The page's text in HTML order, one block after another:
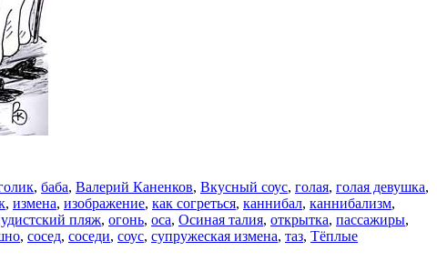
, баба, Валерий Каненков, Вкусный соус, голая, голая девушка,
, измена, изображение, как согреться, каннибал, каннибализм,
пляж, огонь, оса, Осиная талия, открытка, пассажиры,
, сосед, соседи, соус, супружеская измена, таз, Тёплые